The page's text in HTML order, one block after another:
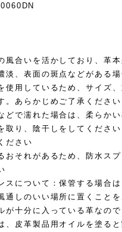
風合いを活かしており、革本
淡、表面の斑点などがある
使用しているため、サイズ
。あらかじめご了承ください
どで濡れた場合は、柔らか
取り、陰干しをしてくださ
ださい
おそれがあるため、防水ス
スについて：保管する場合は
通しのいい場所に置くこと
が十分に入っている革なの
、皮革製品用オイルを塗る